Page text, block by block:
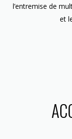
l’entremise de
et